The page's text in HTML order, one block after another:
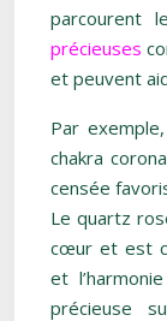
parcourent
précieuses
et peuvent
Par
chakra
censée
Le quartz
cœur et est
et
précieuse